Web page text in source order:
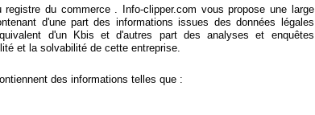
du commerce . Info-clipper.com vous propose une large
d'une part des informations issues des données légales
d'un Kbis et d'autres part des analyses et enquêtes
et la solvabilité de cette entreprise.
des informations telles que :